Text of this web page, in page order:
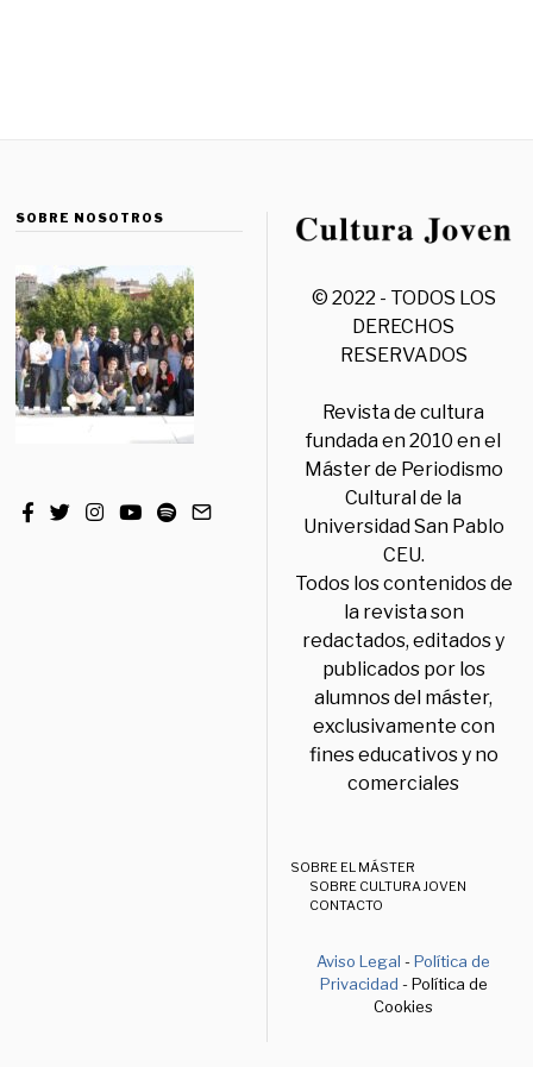
SOBRE NOSOTROS
© 2022 - TODOS LOS
DERECHOS
RESERVADOS
Revista de cultura
fundada en 2010 en el
Máster de Periodismo
Cultural de la
Universidad San Pablo
CEU.
Todos los contenidos de
la revista son
redactados, editados y
publicados por los
alumnos del máster,
exclusivamente con
fines educativos y no
comerciales
SOBRE EL MÁSTER
SOBRE CULTURA JOVEN
CONTACTO
Aviso Legal -Política de
Privacidad - Política de
Cookies